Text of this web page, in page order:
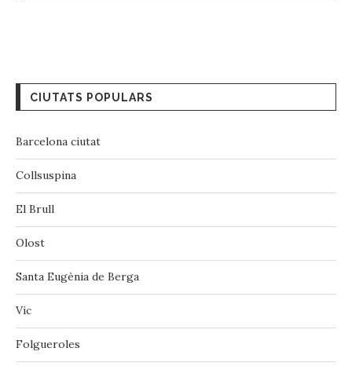
CIUTATS POPULARS
Barcelona ciutat
Collsuspina
El Brull
Olost
Santa Eugènia de Berga
Vic
‪‎Folgueroles‬